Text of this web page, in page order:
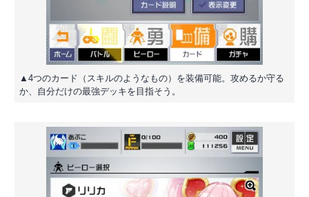
▲4つのカード（スキルのようなもの）を装備可能。攻めるか守る
か、自分だけの最強デッキを目指そう。